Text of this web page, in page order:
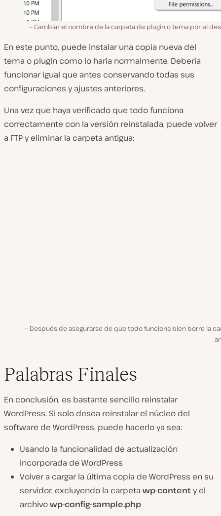
Cambiar el nombre de la carpeta de plugin o tema por el
En este punto, puede instalar una copia nueva del
tema o plugin como lo haría normalmente. Debería
funcionar igual que antes conservando todas sus
configuraciones y ajustes anteriores.
Una vez que haya verificado que todo funciona
correctamente con la versión reinstalada, puede volver
a FTP y eliminar la carpeta antigua:
Después de asegurarse de que todo funciona bien borre la
Palabras Finales
En conclusión, es bastante sencillo reinstalar
WordPress. Si solo desea reinstalar el núcleo del
software de WordPress, puede hacerlo ya sea:
Usando la funcionalidad de actualización
incorporada de WordPress
Volver a cargar la última copia de WordPress en su
servidor, excluyendo la carpeta wp-contenty el
archivowp-config-sample.php